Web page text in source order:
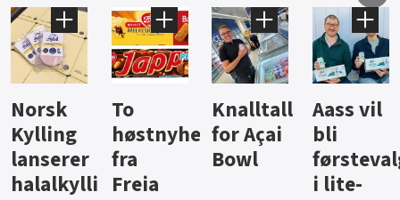
Knalltall
for Açai
Bowl
Aass vil
bli
førstevalg
i lite-
Brus og
jus fra
Berentsen
Hard
iste fra
Hansa